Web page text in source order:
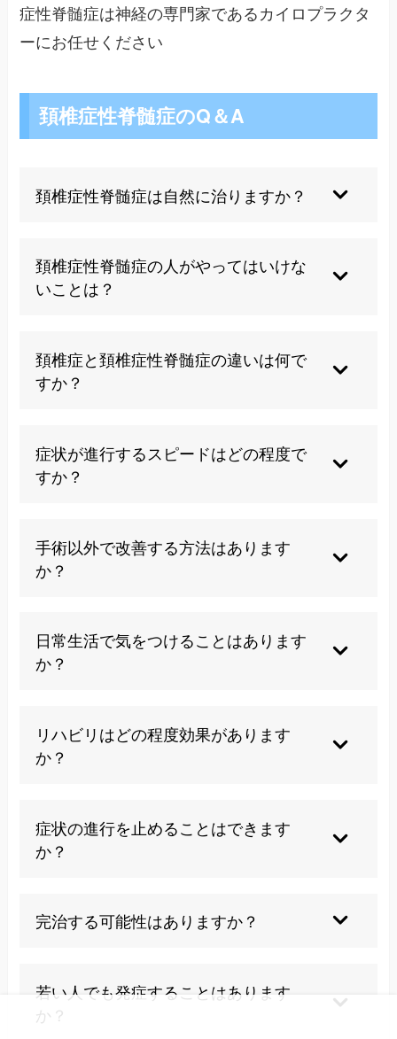
症性脊髄症は神経の専門家であるカイロプラクタ
ーにお任せください
頚椎症性脊髄症のQ＆A
頚椎症性脊髄症は自然に治りますか？
例で進行性に悪化するため、適切な治療介入が必
要です。
頚椎症性脊髄症の人がやってはいけな
いことは？
リスクの高い活動は避けるべきです。
頚椎症と頚椎症性脊髄症の違いは何で
すか？
が圧迫されて手足に症状が出る状態を指します。
症状が進行するスピードはどの程度で
すか？
の症例は徐々に進行すると報告されています。
手術以外で改善する方法はあります
か？
ック施術により、多くの方が改善を実感されてい
ます。
日常生活で気をつけることはあります
か？
ける動作を心がけることが重要です。
リハビリはどの程度効果があります
か？
本的な改善には限界があることが多いです。
症状の進行を止めることはできます
か？
が、完全に止めるのは困難とされています。
完治する可能性はありますか？
治癒力を最大限に引き出すアプローチで改善を目
指します。
若い人でも発症することはあります
か？